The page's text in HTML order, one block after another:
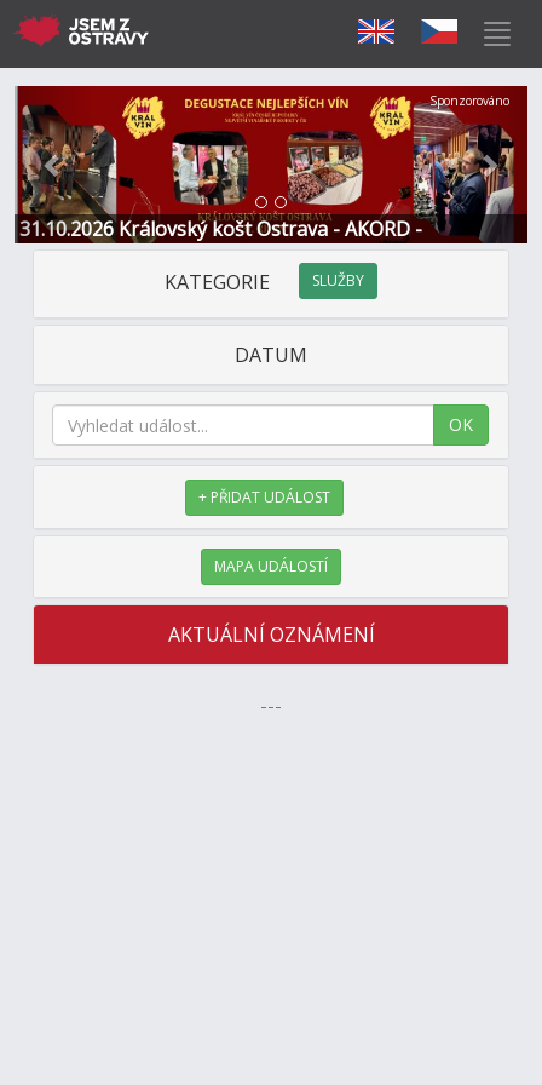
31.10.2026 Královský košt Ostrava - AKORD -
Restaurace a Hotel
Předchozí Další
Sponzorováno
KATEGORIE SLUŽBY
DATUM
OK
+ PŘIDAT UDÁLOST
MAPA UDÁLOSTÍ
AKTUÁLNÍ OZNÁMENÍ
---